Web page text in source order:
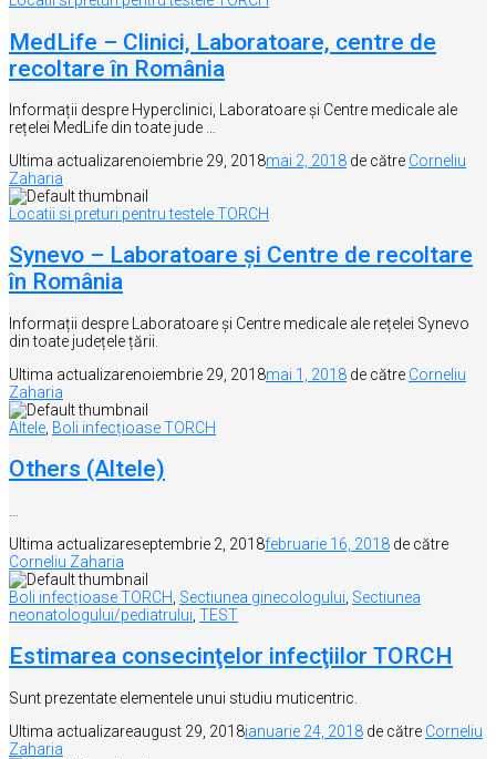
MedLife – Clinici, Laboratoare, centre de
recoltare în România
Informații despre Hyperclinici, Laboratoare și Centre medicale ale
rețelei MedLife din toate jude …
Ultima actualizarenoiembrie 29, 2018mai 2, 2018 de către Corneliu
Zaharia
Locatii si preturi pentru testele TORCH
Synevo – Laboratoare și Centre de recoltare
în România
Informații despre Laboratoare și Centre medicale ale rețelei Synevo
din toate județele țării.
Ultima actualizarenoiembrie 29, 2018mai 1, 2018 de către Corneliu
Zaharia
Altele Boli infecțioase TORCH
Others (Altele)
Ultima actualizareseptembrie 2, 2018februarie 16, 2018 de către
Corneliu Zaharia
Boli infecțioase TORCH Sectiunea ginecologului Sectiunea
neonatologului/pediatrului TEST
Estimarea consecinţelor infecţiilor TORCH
Sunt prezentate elementele unui studiu muticentric.
Ultima actualizareaugust 29, 2018ianuarie 24, 2018 de către Corneliu
Zaharia